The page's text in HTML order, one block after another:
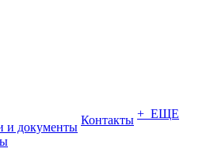
и документы
Контакты + ЕЩЕ